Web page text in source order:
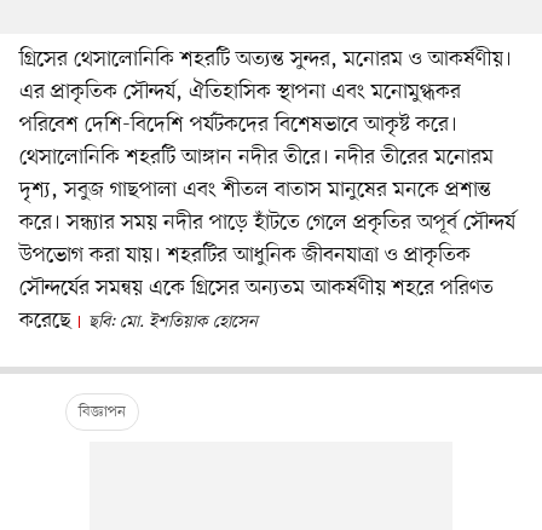
গ্রিসের থেসালোনিকি শহরটি অত্যন্ত সুন্দর, মনোরম ও আকর্ষণীয়।
এর প্রাকৃতিক সৌন্দর্য, ঐতিহাসিক স্থাপনা এবং মনোমুগ্ধকর
পরিবেশ দেশি-বিদেশি পর্যটকদের বিশেষভাবে আকৃষ্ট করে।
থেসালোনিকি শহরটি আঙ্গান নদীর তীরে। নদীর তীরের মনোরম
দৃশ্য, সবুজ গাছপালা এবং শীতল বাতাস মানুষের মনকে প্রশান্ত
করে। সন্ধ্যার সময় নদীর পাড়ে হাঁটতে গেলে প্রকৃতির অপূর্ব সৌন্দর্য
উপভোগ করা যায়। শহরটির আধুনিক জীবনযাত্রা ও প্রাকৃতিক
সৌন্দর্যের সমন্বয় একে গ্রিসের অন্যতম আকর্ষণীয় শহরে পরিণত
করেছে
ছবি: মো. ইশতিয়াক হোসেন